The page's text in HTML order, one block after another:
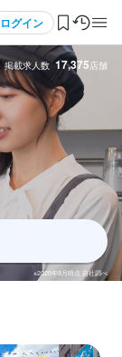
ログイン
掲載求人数 17,375店舗
※2025年9月時点 自社調べ